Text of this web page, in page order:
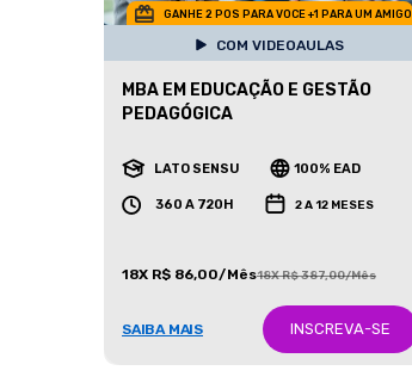
GANHE 2 POS PARA VOCE +1 PARA UM AMIGO
COM VIDEOAULAS
MBA EM EDUCAÇÃO E GESTÃO
PEDAGÓGICA
LATO SENSU 100% EAD
360 A 720H 2 A 12 MESES
18X R$ 86,00/Mês18X R$ 387,00/Mês
SAIBA MAIS INSCREVA-SE